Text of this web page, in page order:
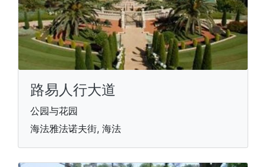
路易人行大道
公园与花园
海法雅法诺夫街, 海法